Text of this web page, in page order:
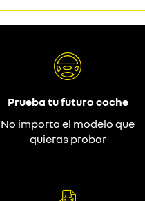
Prueba tu futuro coche
No importa el modelo que
quieras probar